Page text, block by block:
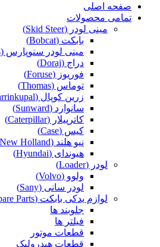
صفحه اصلی
تمامی محصولات
مینی لودر (Skid Steer)
بابکت (Bobcat)
مینی لودر سنوپارس (Snowpars)
دراج (Doraj)
فوریوز (Foruse)
توماس (Thomas)
زرین کوپال (Zarrinkupal)
سانوارد (Sunward)
کاترپیلار (Caterpillar)
کیس (Case)
نیو هلند (New Holland)
هیوندای (Hyundai)
لودر (Loader)
ولوو (Volvo)
لودر سانی (Sany)
لوازم یدکی بابکت (Bobcat Spare Parts)
جلوبند ها
فیلتر ها
قطعات موتور
قطعات هیدرولیک